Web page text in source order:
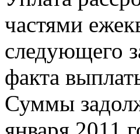
частями
следующего
факта
Суммы